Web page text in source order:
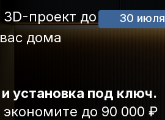
проект до
дома
30 июля
экономите до 90 000 ₽
установка под ключ.